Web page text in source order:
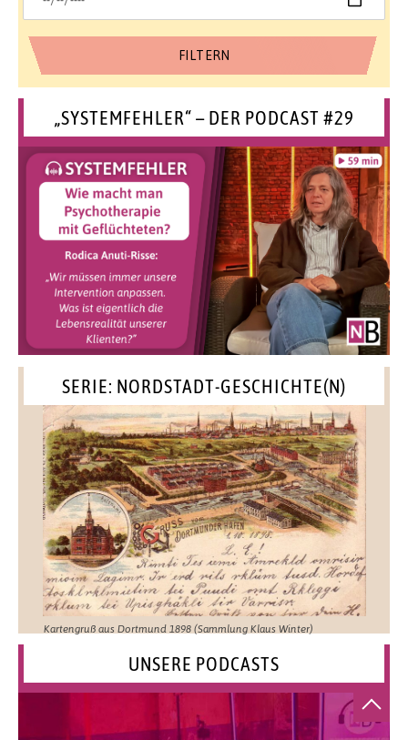
„SYSTEMFEHLER“ – DER PODCAST #29
SERIE: NORDSTADT-GESCHICHTE(N)
Kartengruß aus Dortmund 1898 (Sammlung Klaus Winter)
UNSERE PODCASTS